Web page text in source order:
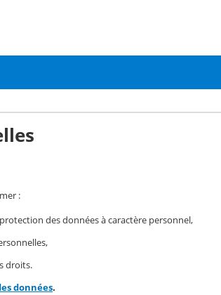
:
des données à caractère personnel,
droits.
données.